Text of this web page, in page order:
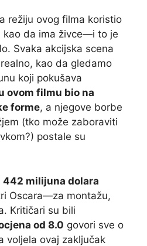
režiju ovog filma koristio
kao da ima živce—i to je
Svaka akcijska scena
kao da gledamo
koji pokušava
ovom filmu bio na
forme, a njegove borbe
(tko može zaboraviti
postale su
442 milijuna dolara
Oscara—za montažu,
Kritičari su bili
od 8.0 govori sve o
voljela ovaj zaključak